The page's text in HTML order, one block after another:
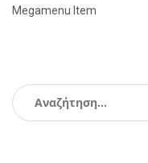
άρθρων
Megamenu Item
Αναζήτηση
για: